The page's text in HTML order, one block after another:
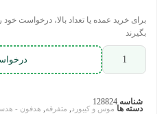
برای خرید عمده یا تعداد بالا، درخواست
بگیرند
شناسه 128824
دسته ها موس و کیبورد , متفرقه, هدفون -